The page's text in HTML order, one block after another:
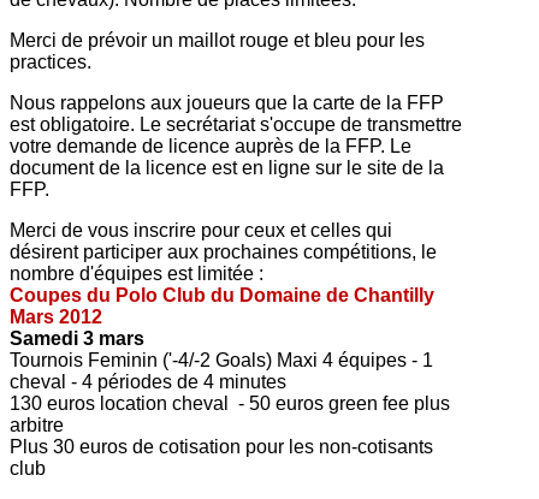
Merci de prévoir un maillot rouge et bleu pour les
practices.
Nous rappelons aux joueurs que la carte de la FFP
est obligatoire. Le secrétariat s'occupe de transmettre
votre demande de licence auprès de la FFP. Le
document de la licence est en ligne sur le site de la
FFP.
Merci de vous inscrire pour ceux et celles qui
désirent participer aux prochaines compétitions, le
nombre d'équipes est limitée :
Coupes du Polo Club du Domaine de Chantilly
Mars 2012
Samedi 3 mars
Tournois Feminin ('-4/-2 Goals) Maxi 4 équipes - 1
cheval - 4 périodes de 4 minutes
130 euros location cheval - 50 euros green fee plus
arbitre
Plus 30 euros de cotisation pour les non-cotisants
club